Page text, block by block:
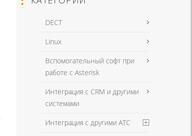
DECT
Linux
Вспомогательный софт при
работе с Asterisk
Интеграция с CRM и другими
системами
Интеграция с другими АТС